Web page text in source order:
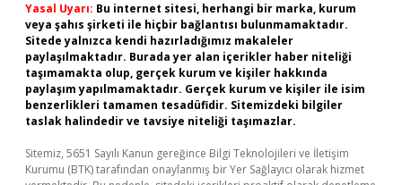
Yasal Uyarı: Bu internet sitesi, herhangi bir marka, kurum
veya şahıs şirketi ile hiçbir bağlantısı bulunmamaktadır.
Sitede yalnızca kendi hazırladığımız makaleler
paylaşılmaktadır. Burada yer alan içerikler haber niteliği
taşımamakta olup, gerçek kurum ve kişiler hakkında
paylaşım yapılmamaktadır. Gerçek kurum ve kişiler ile isim
benzerlikleri tamamen tesadüfidir. Sitemizdeki bilgiler
taslak halindedir ve tavsiye niteliği taşımazlar.
Sitemiz, 5651 Sayılı Kanun gereğince Bilgi Teknolojileri ve İletişim
Kurumu (BTK) tarafından onaylanmış bir Yer Sağlayıcı olarak hizmet